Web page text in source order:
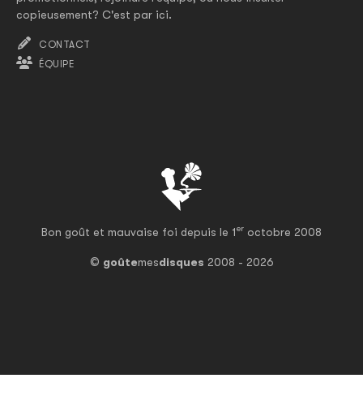
Bon goût et mauvaise foi depuis le 1er octobre 2008
© goûtemesdisques 2008 - 2026
copieusement? C'est par ici.
CONTACT
ÉQUIPE